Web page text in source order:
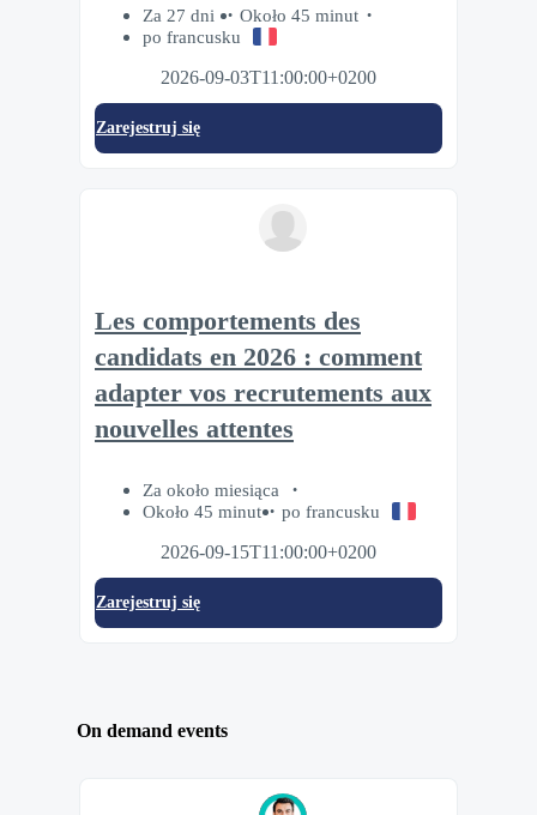
Za 27 dni
Około 45 minut
po francusku
2026-09-03T11:00:00+0200
Zarejestruj się
Les comportements des
candidats en 2026 : comment
adapter vos recrutements aux
nouvelles attentes
Za około miesiąca
Około 45 minut
po francusku
2026-09-15T11:00:00+0200
Zarejestruj się
On demand events